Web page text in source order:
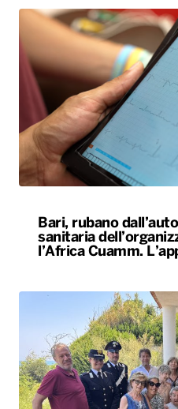
Bari, rubano
sanitaria
l’Africa Cuamm.